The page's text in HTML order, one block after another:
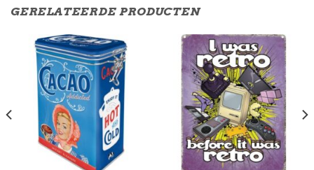
GERELATEERDE PRODUCTEN